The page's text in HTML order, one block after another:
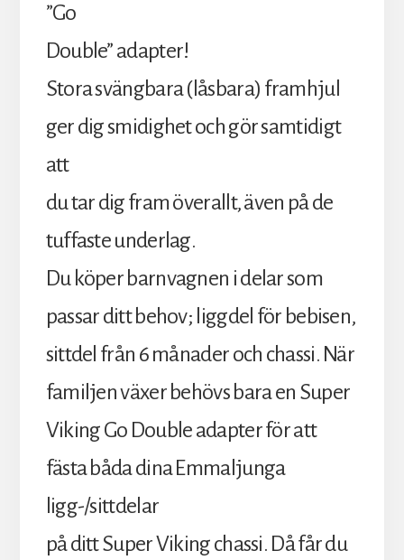
”Go
Double” adapter!
Stora svängbara (låsbara) framhjul
ger dig smidighet och gör samtidigt
att
du tar dig fram överallt, även på de
tuffaste underlag.
Du köper barnvagnen i delar som
passar ditt behov; liggdel för bebisen,
sittdel från 6 månader och chassi. När
familjen växer behövs bara en Super
Viking Go Double adapter för att
fästa båda dina Emmaljunga
ligg-/sittdelar
på ditt Super Viking chassi. Då får du